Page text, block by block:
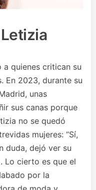
a quienes critican su
En 2023, durante su
unas
sus canas porque
no se quedó
mujeres: “Sí,
duda, dejó ver su
Lo cierto es que el
por la